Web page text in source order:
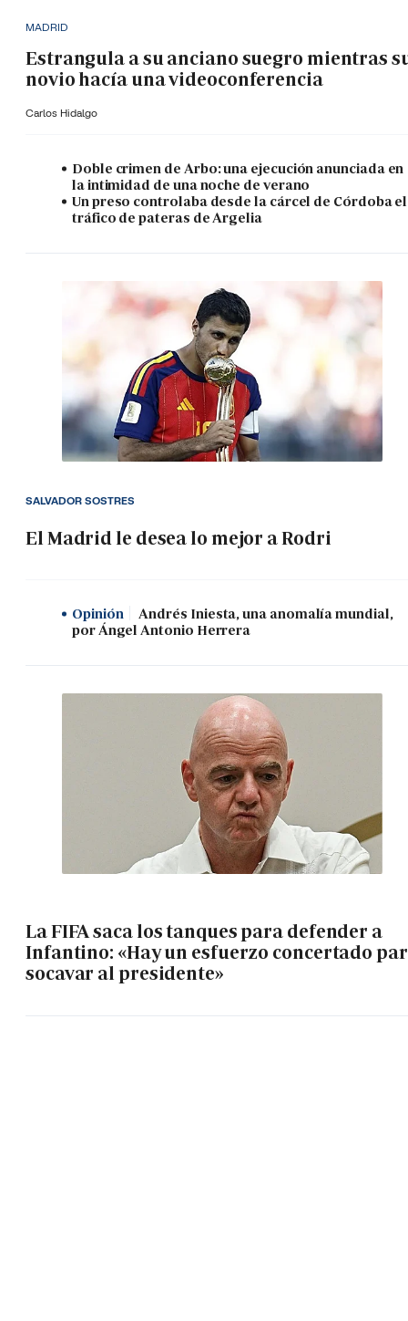
MADRID
Estrangula a su anciano suegro mientras
novio hacía una videoconferencia
Carlos Hidalgo
Doble crimen de Arbo: una ejecución anunciada en
la intimidad de una noche de verano
Un preso controlaba desde la cárcel de Córdoba el
tráfico de pateras de Argelia
El Madrid le desea lo mejor a Rodri
SALVADOR SOSTRES
Opinión
Andrés Iniesta, una anomalía mundial,
por Ángel Antonio Herrera
La FIFA saca los tanques para defender a
Infantino: «Hay un esfuerzo concertado
socavar al presidente»